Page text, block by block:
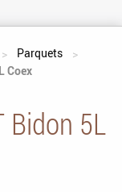
Parquets
Coex
Bidon 5L